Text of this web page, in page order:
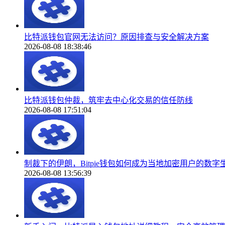
比特派钱包官网无法访问？原因排查与安全解决方案
2026-08-08 18:38:46
比特派钱包仲裁，筑牢去中心化交易的信任防线
2026-08-08 17:51:04
制裁下的伊朗，Bitpie钱包如何成为当地加密用户的数字
2026-08-08 13:56:39